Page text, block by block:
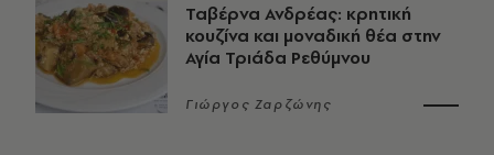
Ταβέρνα Ανδρέας: κρητική
κουζίνα και μοναδική θέα στην
Αγία Τριάδα Ρεθύμνου
Γιώργος Ζαρζώνης